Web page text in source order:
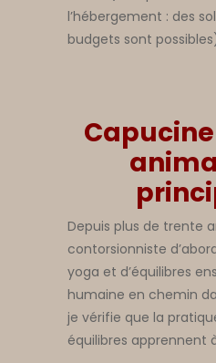
l’hébergement : des
budgets sont
Depuis plus de trente
contorsionniste
yoga et d’équilibres
humaine en chemin
je vérifie que la
équilibres apprennent